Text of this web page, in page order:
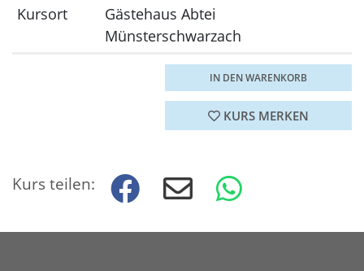
Kursort
Gästehaus Abtei
Münsterschwarzach
IN DEN WARENKORB
KURS MERKEN
Kurs teilen: